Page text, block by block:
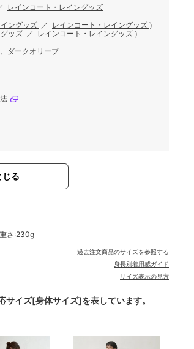
レインコート・レイングッズ
ングッズ ／ レインコート・レイングッズ )
ッズ ／ レインコート・レイングッズ )
ダークオリーブ
じる
さ:230g
過去注文商品のサイズを参照する
身長別着用感ガイド
サイズ表示の見方
イズ[身体サイズ]を表しています。